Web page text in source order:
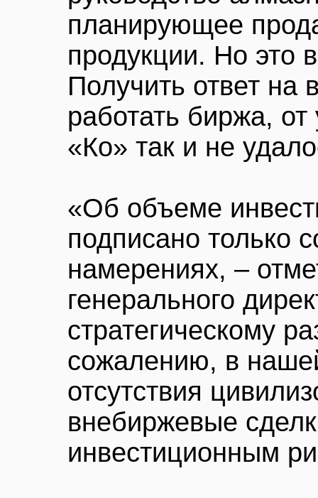
планирующее
продукции. Но это
Получить ответ на
работать биржа, от
«Ко» так и не
«Об объеме
подписано только
намерениях, –
генерального
стратегическому
сожалению, в
отсутствия
внебиржевые
инвестиционным